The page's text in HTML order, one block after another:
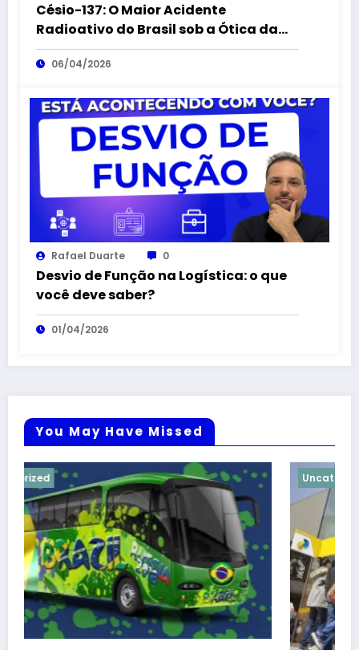
Césio-137: O Maior Acidente
Radioativo do Brasil sob a Ótica da
Logística Reversa
06/04/2026
Rafael Duarte 0
Desvio de Função na Logística: o que
você deve saber?
01/04/2026
You May Have Missed
Uncategorized